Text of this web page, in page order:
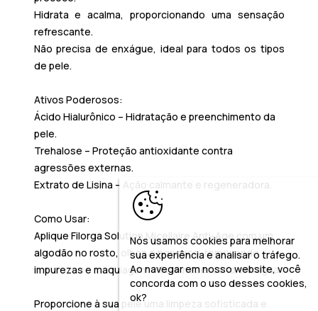
Hidrata e acalma, proporcionando uma sensação
refrescante.
Não precisa de enxágue, ideal para todos os tipos
de pele.
Ativos Poderosos:
Ácido Hialurônico – Hidratação e preenchimento da
pele.
Trehalose – Proteção antioxidante contra
agressões externas.
Extrato de Lisina – Ação calmante e regeneradora.
Como Usar:
Aplique Filorga Solution Micellaire Anti-Agecom um
algodão no rosto, olhos e pescoço, removendo
impurezas e maquiagem. Não é necessário enxaguar.
Proporcione à sua pele uma limpeza sofisticada e
Nós usamos cookies para melhorar
sua experiência e analisar o tráfego.
Ao navegar em nosso website, você
concorda com o uso desses cookies,
ok?